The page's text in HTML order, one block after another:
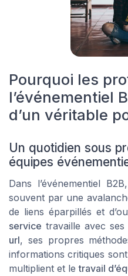
Pourquoi les
l’événementiel
d’un véritable
Un quotidien sous
équipes
Dans l’événementiel
souvent par une
de liens éparpillés et
service travaille avec
url, ses propres
informations critiques
multiplient et letravail